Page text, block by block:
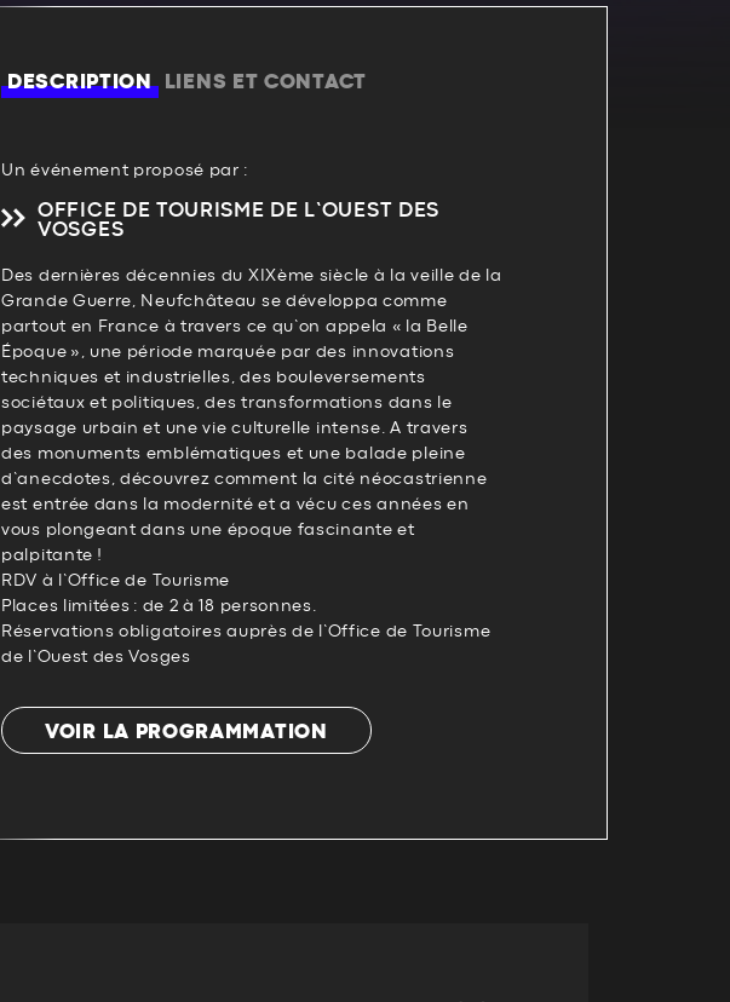
DESCRIPTION LIENS ET CONTACT
Un événement proposé par :
OFFICE DE TOURISME DE L’OUEST DES
VOSGES
Des dernières décennies du XIXème siècle à la veille de la
Grande Guerre, Neufchâteau se développa comme
partout en France à travers ce qu’on appela « la Belle
Époque », une période marquée par des innovations
techniques et industrielles, des bouleversements
sociétaux et politiques, des transformations dans le
paysage urbain et une vie culturelle intense. A travers
des monuments emblématiques et une balade pleine
d’anecdotes, découvrez comment la cité néocastrienne
est entrée dans la modernité et a vécu ces années en
vous plongeant dans une époque fascinante et
palpitante !
RDV à l’Office de Tourisme
Places limitées : de 2 à 18 personnes.
Réservations obligatoires auprès de l’Office de Tourisme
de l’Ouest des Vosges
VOIR LA PROGRAMMATION